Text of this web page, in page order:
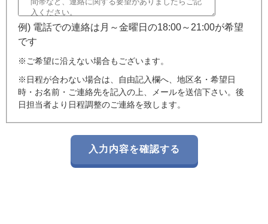
例) 電話での連絡は月～金曜日の18:00～21:00が希望
です
※ご希望に沿えない場合もございます。
※日程が合わない場合は、自由記入欄へ、地区名・希望日
時・お名前・ご連絡先を記入の上、メールを送信下さい。後
日担当者より日程調整のご連絡を致します。